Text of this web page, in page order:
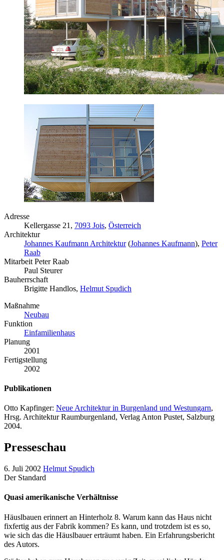
Adresse
Kellergasse 21, 7093 Jois, Österreich
Architektur
Johannes Kaufmann Architektur(Johannes Kaufmann), Peter
Raab
Mitarbeit Peter Raab
Paul Steurer
Bauherrschaft
Brigitte Handlos, Helmut Spudich
Maßnahme
Neubau
Funktion
Einfamilienhaus
Planung
2001
Fertigstellung
2002
Publikationen
Otto Kapfinger: Neue Architektur in Burgenland und Westungarn,
Hrsg. Architektur Raumburgenland, Verlag Anton Pustet, Salzburg
2004.
Presseschau
6. Juli 2002 Helmut Spudich
Der Standard
Quasi amerikanische Verhältnisse
Häuslbauen erinnert an Hinterholz 8. Warum kann das Haus nicht
fixfertig aus der Fabrik kommen? Es kann, und trotzdem ist es so,
wie sich das die Häuslbauer erträumt haben. Ein Erfahrungsbericht
des Autors.